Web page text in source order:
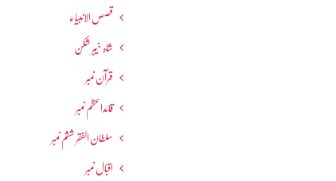
قصص الانبیاء
شاہ خیبر شکن
قرآن نمبر
قائداعظم نمبر
سلطان الفقر ششم نمبر
اقبال نمبر